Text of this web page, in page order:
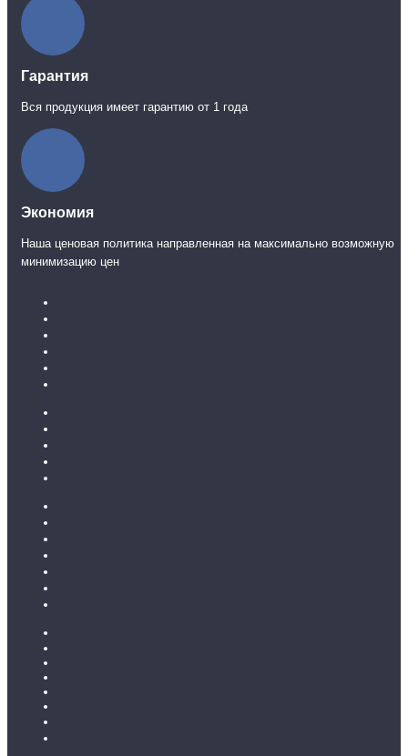
Гарантия
Вся продукция имеет гарантию от 1 года
Экономия
Наша ценовая политика направленная на максимально возможную
минимизацию цен